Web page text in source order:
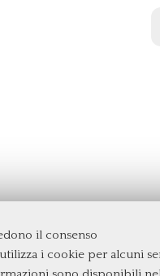
il consenso
i cookie per alcuni